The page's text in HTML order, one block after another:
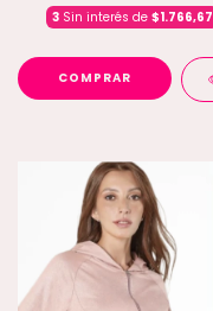
3 Sin interés de $1.766,67
COMPRAR